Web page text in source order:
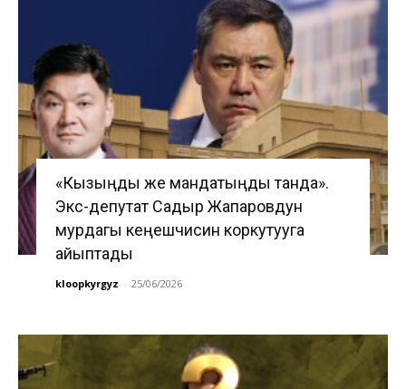
«Кызыңды же мандатыңды танда».
Экс-депутат Садыр Жапаровдун
мурдагы кеңешчисин коркутууга
айыптады
kloopkyrgyz - 25/06/2026